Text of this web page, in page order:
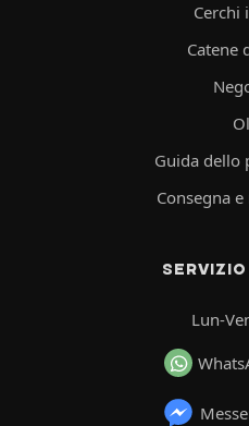
Cerchi
Catene
Guida dello
Consegna
Lun-